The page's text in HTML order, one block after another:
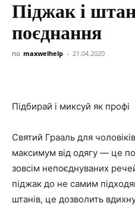
Піджак і
поєднання
по maxwelhelp - 21.04.2020
Підбирай і миксуй як профі
Святий Грааль для
максимум від одягу — це
зовсім непоєднуваних
піджак до не самим
штанів, це дозволить